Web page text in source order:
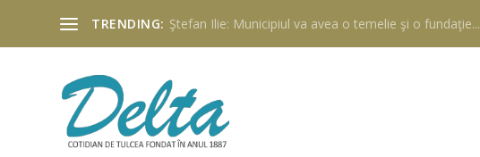
TRENDING: Ştefan Ilie: Municipiul va avea o temelie şi o fundaţie...